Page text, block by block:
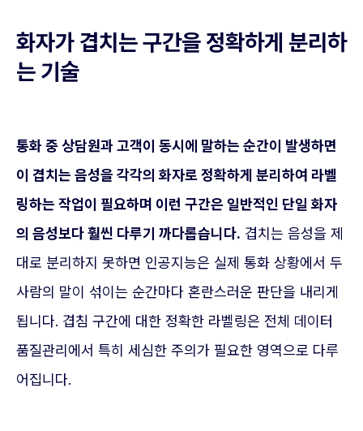
화자가 겹치는 구간을 정확하게 분리하
는 기술
통화 중 상담원과 고객이 동시에 말하는 순간이 발생하면
이 겹치는 음성을 각각의 화자로 정확하게 분리하여 라벨
링하는 작업이 필요하며 이런 구간은 일반적인 단일 화자
의 음성보다 훨씬 다루기 까다롭습니다. 겹치는 음성을 제
대로 분리하지 못하면 인공지능은 실제 통화 상황에서 두
사람의 말이 섞이는 순간마다 혼란스러운 판단을 내리게
됩니다. 겹침 구간에 대한 정확한 라벨링은 전체 데이터
품질관리에서 특히 세심한 주의가 필요한 영역으로 다루
어집니다.